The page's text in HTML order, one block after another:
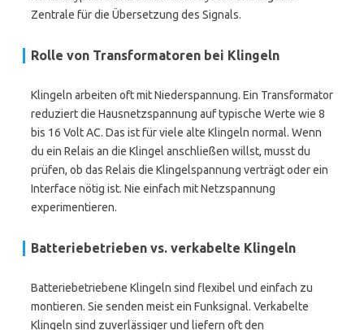
Zentrale für die Übersetzung des Signals.
Rolle von Transformatoren bei Klingeln
Klingeln arbeiten oft mit Niederspannung. Ein Transformator
reduziert die Hausnetzspannung auf typische Werte wie 8
bis 16 Volt AC. Das ist für viele alte Klingeln normal. Wenn
du ein Relais an die Klingel anschließen willst, musst du
prüfen, ob das Relais die Klingelspannung verträgt oder ein
Interface nötig ist. Nie einfach mit Netzspannung
experimentieren.
Batteriebetrieben vs. verkabelte Klingeln
Batteriebetriebene Klingeln sind flexibel und einfach zu
montieren. Sie senden meist ein Funksignal. Verkabelte
Klingeln sind zuverlässiger und liefern oft den